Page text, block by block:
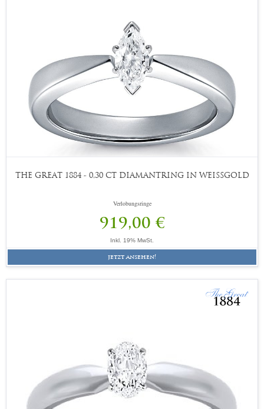
THE GREAT 1884 - 0,30 CT DIAMANTRING IN WEISSGOLD
Verlobungsringe
919,00 €
Inkl. 19% MwSt.
jetzt ansehen!